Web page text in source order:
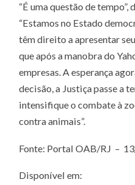
“É uma questão de
“Estamos no Estado
têm direito a apresentar
que após a manobra do
empresas. A esperança
decisão, a Justiça passe a
intensifique o combate à
contra animais”.
Fonte: Portal OAB/RJ –
Disponível em: